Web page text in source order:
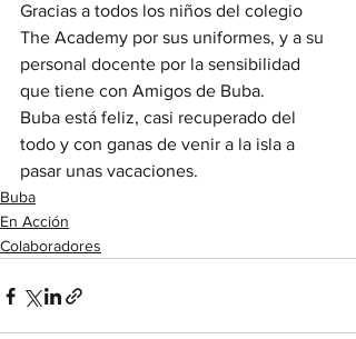
Gracias a todos los niños del colegio
The Academy por sus uniformes, y a su
personal docente por la sensibilidad
que tiene con Amigos de Buba.
Buba está feliz, casi recuperado del
todo y con ganas de venir a la isla a
pasar unas vacaciones.
Buba
En Acción
Colaboradores